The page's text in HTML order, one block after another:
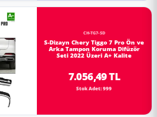
CH-TG7-SD
S-Dizayn Chery Tiggo 7 Pro Ön ve
Arka Tampon Koruma Difüzör
Seti 2022 Üzeri A+ Kalite
7.056,49 TL
Stok Adet: 999